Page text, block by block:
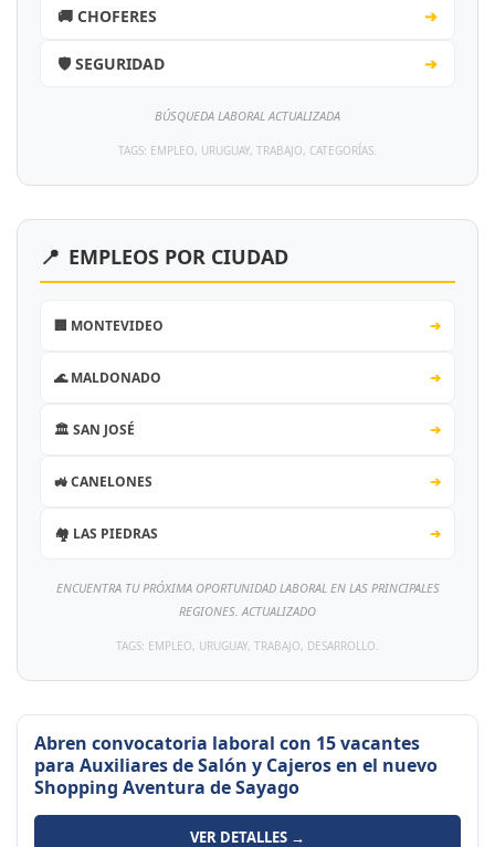
🚚 CHOFERES ➔
🛡️ SEGURIDAD ➔
BÚSQUEDA LABORAL ACTUALIZADA
TAGS: EMPLEO, URUGUAY, TRABAJO, CATEGORÍAS.
📍 EMPLEOS POR CIUDAD
🏢 MONTEVIDEO ➔
🌊 MALDONADO ➔
🏛️ SAN JOSÉ ➔
🚜 CANELONES ➔
🏘️ LAS PIEDRAS ➔
ENCUENTRA TU PRÓXIMA OPORTUNIDAD LABORAL EN LAS PRINCIPALES
REGIONES. ACTUALIZADO
TAGS: EMPLEO, URUGUAY, TRABAJO, DESARROLLO.
Abren convocatoria laboral con 15 vacantes
para Auxiliares de Salón y Cajeros en el nuevo
Shopping Aventura de Sayago
VER DETALLES →